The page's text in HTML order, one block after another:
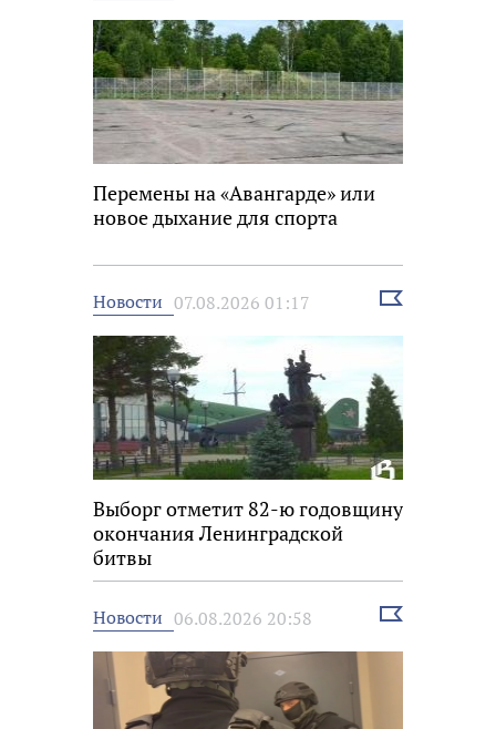
Перемены на «Авангарде» или
новое дыхание для спорта
Новости 07.08.2026 01:17
Выбрать
Выборг отметит 82-ю годовщину
окончания Ленинградской
битвы
Новости 06.08.2026 20:58
Выбрать